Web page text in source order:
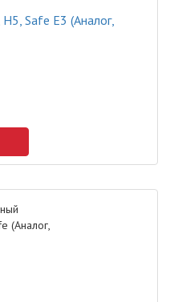
Safe E3 (Аналог,